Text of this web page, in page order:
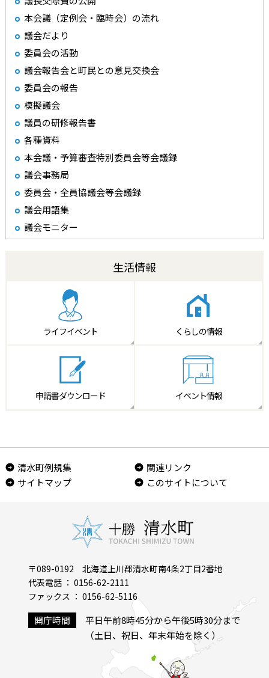
本会議（定例会・臨時会）の流れ
議会だより
委員会の活動
議会報告会と町民との意見交換会
委員会の報告
模擬議会
議員の研修報告書
各種資料
本会議・予算審査特別委員会等会議録
議会事務局
委員会・全員協議会等会議録
議会用語集
議会モニター
生活情報
ライフイベント くらしの情報
申請書ダウンロード イベント情報
清水町例規集
関連リンク
サイトマップ
このサイトについて
〒089-0192 北海道上川郡清水町南4条2丁目2番地
代表電話 ： 0156-62-2111
ファックス ： 0156-62-5116
開庁時間
平日午前8時45分から午後5時30分まで
（土日、祝日、年末年始を除く）